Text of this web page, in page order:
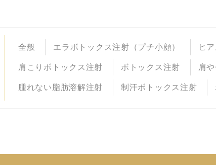
全般 エラボトックス注射（プチ小顔） ヒ
肩こりボトックス注射 ボトックス注射 肩
腫れない脂肪溶解注射 制汗ボトックス注射